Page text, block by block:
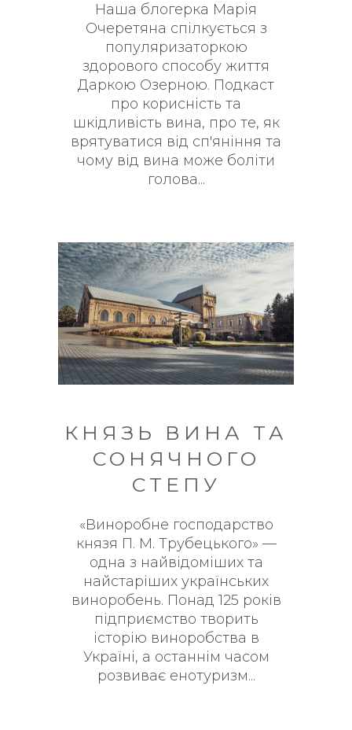
Наша блогерка Марія
Очеретяна спілкується з
популяризаторкою
здорового способу життя
Даркою Озерною. Подкаст
про корисність та
шкідливість вина, про те, як
врятуватися від сп'яніння та
чому від вина може боліти
голова
КНЯЗЬ ВИНА ТА
СОНЯЧНОГО
СТЕПУ
«Виноробне господарство
князя П. М. Трубецького» —
одна з найвідоміших та
найстаріших українських
виноробень. Понад 125 років
підприємство творить
історію виноробства в
Україні, а останнім часом
розвиває енотуризм